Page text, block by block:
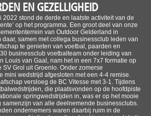
EN GEZELLIGHEID
stond de derde en laatste activiteit van de
op het programma. Een groot deel van onze
van Outdoor Gelderland in
samen met collega businessclub leden van
te genieten van voetbal, paarden en
businessclub voetbalteam onder leiding van
Louis van Gaal, nam het in een 7x7 formatie op
Grol uit Groenlo. Onder zomerse
mini wedstrijd afgesloten met een 4-4 remise.
versloeg de BC Vitesse met 3-1. Tijdens
die plaatsvonden op de hoofdpiste
springwedstrijden in, was er op het mooie
van alle deelnemende businessclubs.
ondernemers waren daarbij ruim in de